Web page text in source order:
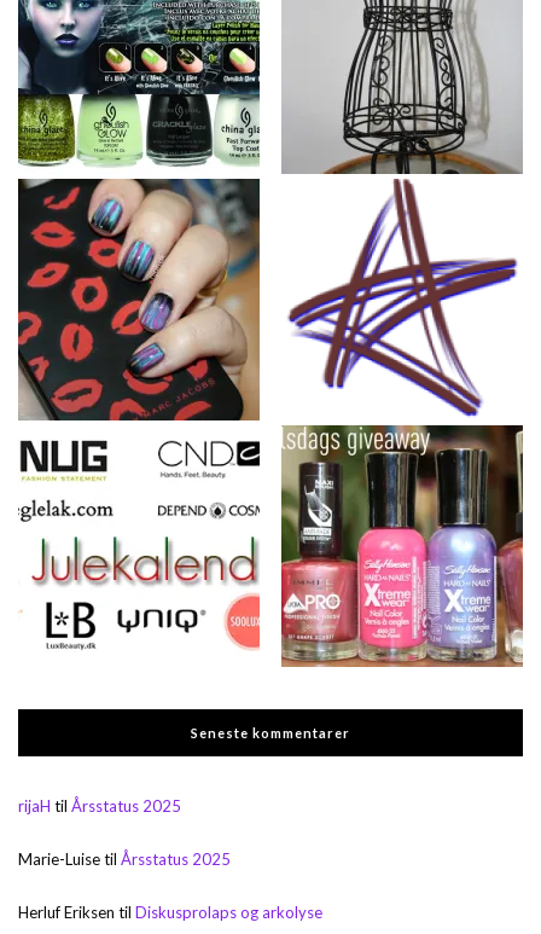
Seneste kommentarer
rijaH til Årsstatus 2025
Marie-Luisetil Årsstatus 2025
Herluf Eriksen til Diskusprolaps og arkolyse